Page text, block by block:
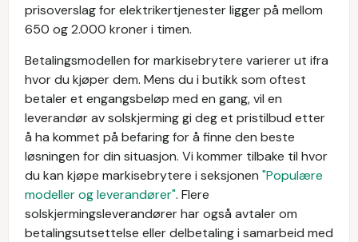
prisoverslag for elektrikertjenester ligger på mellom
650 og 2.000 kroner i timen.
Betalingsmodellen for markisebrytere varierer ut ifra
hvor du kjøper dem. Mens du i butikk som oftest
betaler et engangsbeløp med en gang, vil en
leverandør av solskjerming gi deg et pristilbud etter
å ha kommet på befaring for å finne den beste
løsningen for din situasjon. Vi kommer tilbake til hvor
du kan kjøpe markisebrytere i seksjonen "Populære
modeller og leverandører". Flere
solskjermingsleverandører har også avtaler om
betalingsutsettelse eller delbetaling i samarbeid med